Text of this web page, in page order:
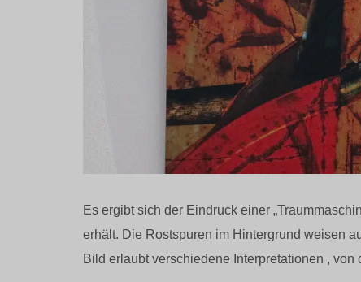
Es ergibt sich der Eindruck einer
erhält. Die Rostspuren im Hintergrund weisen
Bild erlaubt verschiedene Interpretationen ,